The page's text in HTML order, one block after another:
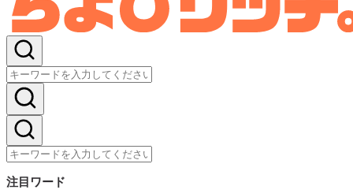
注目ワード